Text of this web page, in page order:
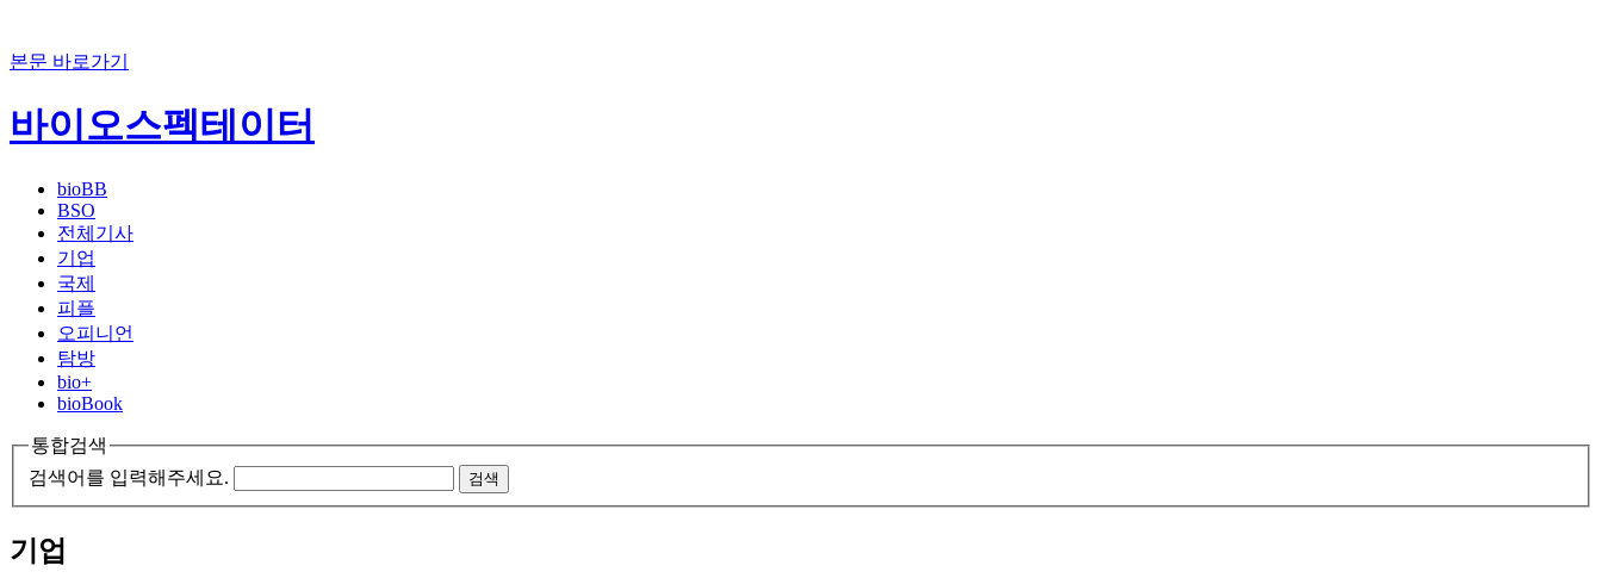
본문 바로가기
바이오스펙테이터
bioBB
BSO
전체기사
기업
국제
피플
오피니언
탐방
bio+
bioBook
통합검색
검색어를 입력해주세요.
검색
기업